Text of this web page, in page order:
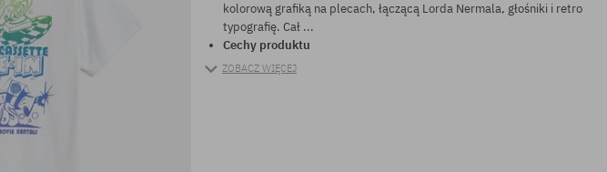
kolorową grafiką na plecach, łączącą Lorda Nermala, głośniki i retro
typografię. Cał ...
Cechy produktu
ZOBACZ WIĘCEJ